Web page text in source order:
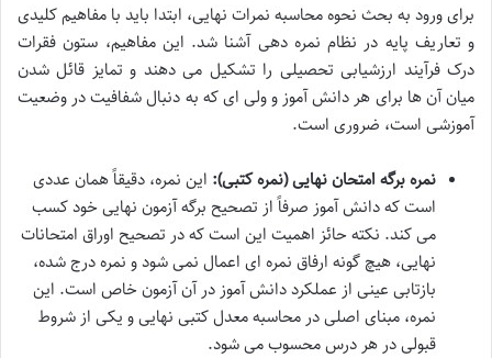
برای ورود به بحث نحوه محاسبه نمرات نهایی، ابتدا باید با مفاهیم کلیدی
و تعاریف پایه در نظام نمره دهی آشنا شد. این مفاهیم، ستون فقرات
درک فرآیند ارزشیابی تحصیلی را تشکیل می دهند و تمایز قائل شدن
میان آن ها برای هر دانش آموز و ولی ای که به دنبال شفافیت در وضعیت
آموزشی است، ضروری است.
نمره برگه امتحان نهایی (نمره کتبی): این نمره، دقیقاً همان عددی
است که دانش آموز صرفاً از تصحیح برگه آزمون نهایی خود کسب
می کند. نکته حائز اهمیت این است که در تصحیح اوراق امتحانات
نهایی، هیچ گونه ارفاق نمره ای اعمال نمی شود و نمره درج شده،
بازتابی عینی از عملکرد دانش آموز در آن آزمون خاص است. این
نمره، مبنای اصلی در محاسبه معدل کتبی نهایی و یکی از شروط
قبولی در هر درس محسوب می شود.